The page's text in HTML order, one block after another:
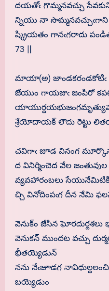
దయతోఁ గొమ్మనవచ్చు
న్నియు నా సొమ్మనవచ్చుఁగాని
ష్క్రియతం గానఁగరాదు
73 ||
మాయా(అ) జాండకరండకోటిఁ
జేయుం గాయజుఁ జంపిరో
శ్రేయోదాయక్ లౌదు రెట్టు
చవిగాఁ జూడ వినంగ
ద వినిర్మించెద వేల
వ్యవహారంబలు
చ్చి వినోదింపఁగ దీన నేమి
వెనుక్ం జేసిన
వెనుకన్ ముందట వచ్చు
భీతయ్యెడున్
నను నేఁజూడగ
బయ్యెడుం